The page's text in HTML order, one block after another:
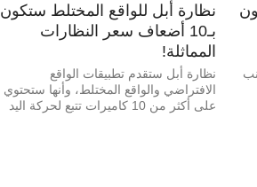
نظارة أبل للواقع المختلط ستكون
بـ10 أضعاف سعر النظارات
المماثلة!
نظارة أبل ستقدم تطبيقات الواقع
الافتراضي والواقع المختلط، وأنها ستحتوي
على أكثر من 10 كاميرات تتبع لحركة اليد